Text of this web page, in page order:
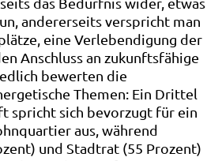
andererseits verspricht man
eine Verlebendigung der
Anschluss an zukunftsfähige
bewerten die
Themen: Ein Drittel
spricht sich bevorzugt für ein
aus, während
und Stadtrat (55 Prozent)